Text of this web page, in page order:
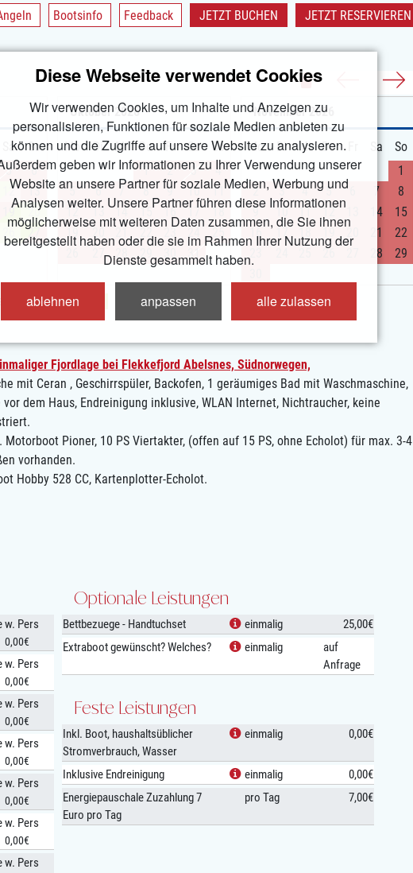
Diese Webseite verwendet Cookies
Wir verwenden Cookies, um Inhalte und Anzeigen zu
personalisieren, Funktionen für soziale Medien anbieten zu
können und die Zugriffe auf unsere Website zu analysieren.
geben wir Informationen zu Ihrer Verwendung unserer
Website an unsere Partner für soziale Medien, Werbung und
Analysen weiter. Unsere Partner führen diese Informationen
möglicherweise mit weiteren Daten zusammen, die Sie ihnen
bereitgestellt haben oder die sie im Rahmen Ihrer Nutzung der
Dienste gesammelt haben.
ablehnen anpassen alle zulassen
Bootsinfo Feedback JETZT BUCHEN JETZT RESERVIEREN
Sa
So
5
6
12
13
19
20
26
27
Oktober 2026
Mo Di Mi Do Fr Sa
So
1
2 3
4
5
6 7 8 9 10
11
12
13 14 15 16 17
18
19
20 22
25
27
November2026
Mo Di Mi Do Sa
So
1
2
3 4 5 7
8
9
10 11 12 14
15
16
17 21
22
28
29
frei->
>
Fjordlage bei Flekkefjord Abelsnes, Südnorwegen,
mit Ceran , Geschirrspüler, Backofen, 1 geräumiges Bad mit Waschmaschine,
dem Haus, Endreinigung inklusive, WLAN Internet, Nichtraucher, keine
Pioner, 10 PS Viertakter, (offen auf 15 PS, ohne Echolot) für max. 3-4
vorhanden.
Hobby 528 CC, Kartenplotter-Echolot.
w. Pers
0,00€
w. Pers
0,00€
w. Pers
0,00€
w. Pers
0,00€
w. Pers
0,00€
w. Pers
0,00€
w. Pers
Optionale Leistungen
Bettbezuege - Handtuchset einmalig
25,00€
Extraboot gewünscht? Welches?
einmalig
auf
Anfrage
Feste Leistungen
Inkl. Boot, haushaltsüblicher
Stromverbrauch, Wasser
einmalig 0,00€
Inklusive Endreinigung einmalig
0,00€
Energiepauschale Zuzahlung 7
Euro pro Tag
pro Tag 7,00€